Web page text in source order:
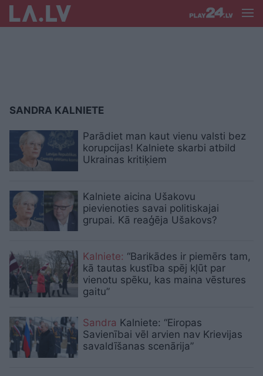
SANDRA KALNIETE
Parādiet man kaut vienu valsti bez
korupcijas! Kalniete skarbi atbild
Ukrainas kritiķiem
Kalniete aicina Ušakovu
pievienoties savai politiskajai
grupai. Kā reaģēja Ušakovs?
Kalniete: “Barikādes ir piemērs tam,
kā tautas kustība spēj kļūt par
vienotu spēku, kas maina vēstures
gaitu”
Sandra Kalniete: “Eiropas
Savienībai vēl arvien nav Krievijas
savaldīšanas scenārija”